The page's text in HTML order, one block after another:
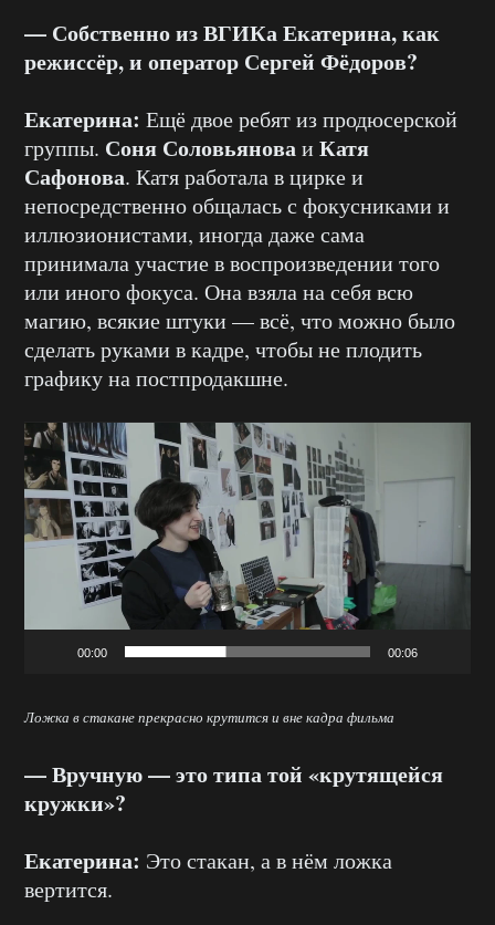
— Собственно из ВГИКа Екатерина, как
режиссёр, и оператор Сергей Фёдоров?
Екатерина: Ещё двое ребят из продюсерской
группы. Соня Соловьяноваи Катя
Сафонова. Катя работала в цирке и
непосредственно общалась с фокусниками и
иллюзионистами, иногда даже сама
принимала участие в воспроизведении того
или иного фокуса. Она взяла на себя всю
магию, всякие штуки — всё, что можно было
сделать руками в кадре, чтобы не плодить
графику на постпродакшне.
Видеоплеер
00:00 00:06
Ложка в стакане прекрасно крутится и вне кадра фильма
— Вручную — это типа той «крутящейся
кружки»?
Екатерина: Это стакан, а в нём ложка
вертится.